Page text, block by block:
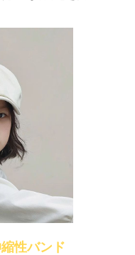
性バンド